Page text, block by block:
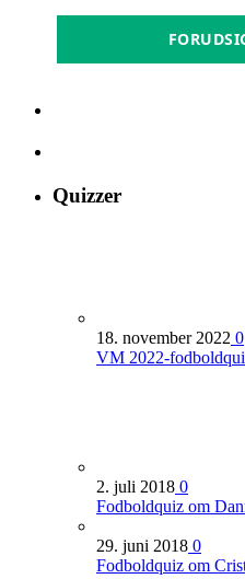
Quizzer
18. november 2022 0
VM 2022-
2. juli 2018 0
Fodboldquiz om
29. juni 2018 0
Fodboldquiz om